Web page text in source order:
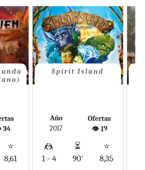
34
⭐
8,61
Spirit Island
Año
2017
Ofertas
👁️ 19
🤼
1 - 4
⏳
90'
⭐
8,35